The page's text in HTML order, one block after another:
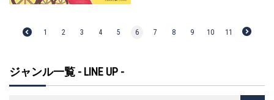
1 2 3 4 5 6 7 8 9 10 11
ジャンル一覧 - LINE UP -